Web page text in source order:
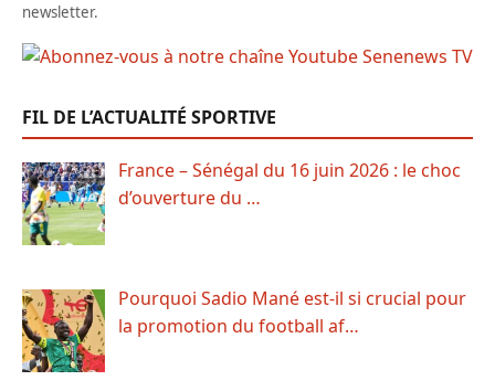
newsletter.
FIL DE L’ACTUALITÉ SPORTIVE
France – Sénégal du 16 juin 2026 : le choc
d’ouverture du …
Pourquoi Sadio Mané est-il si crucial pour
la promotion du football af…